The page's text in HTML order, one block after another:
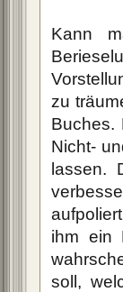
Kann
zu
Buches.
Nicht-
lassen.
ihm ein
soll,